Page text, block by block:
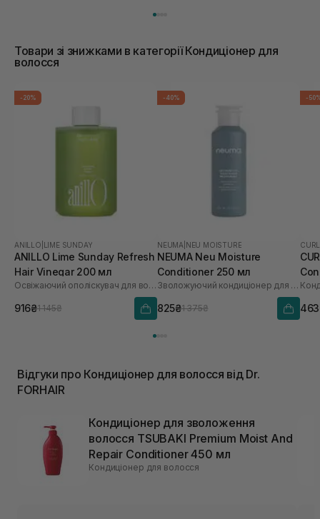
Товари зі знижками в категорії Кондиціонер для
волосся
-20%
ANILLO LIME SUNDAY
ANILLO Lime Sunday Refresh
Hair Vinegar 200 мл
Освіжаючий ополіскувач для волосся
916₴1 145₴
-40%
NEUMA NEU MOISTURE
NEUMA Neu Moisture
Conditioner 250 мл
Зволожуючий кондиціонер для волосся
825₴1 375₴
-
Відгуки про Кондиціонер для волосся від Dr.
FORHAIR
Кондиціонер для зволоження
волосся TSUBAKI Premium Moist And
Repair Conditioner 450 мл
Кондиціонер для волосся